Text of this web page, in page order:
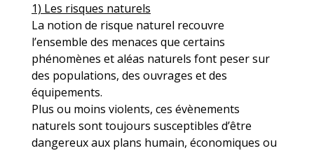
1) Les risques naturels
La notion de risque naturel recouvre
l’ensemble des menaces que certains
phénomènes et aléas naturels font peser sur
des populations, des ouvrages et des
équipements.
Plus ou moins violents, ces évènements
naturels sont toujours susceptibles d’être
dangereux aux plans humain, économiques ou